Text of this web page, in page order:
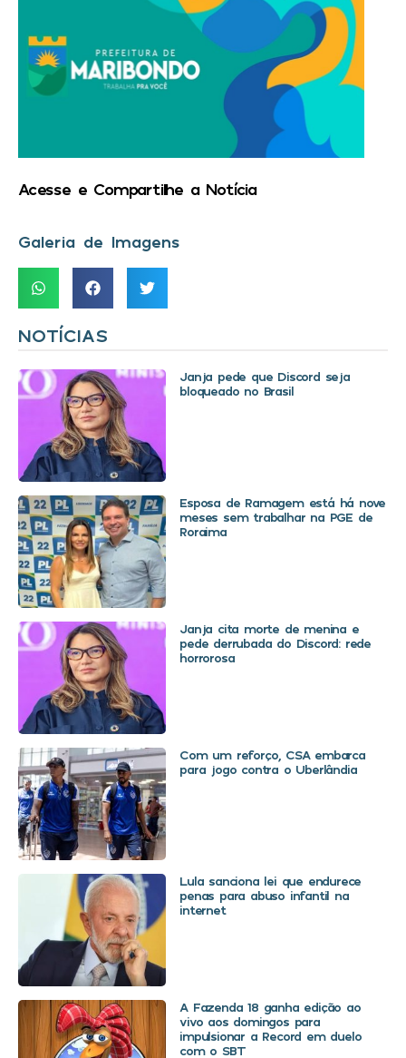
Acesse e Compartilhe a Notícia
Galeria de Imagens
NOTÍCIAS
Janja pede que Discord seja
bloqueado no Brasil
Esposa de Ramagem está há nove
meses sem trabalhar na PGE de
Roraima
Janja cita morte de menina e
pede derrubada do Discord: rede
horrorosa
Com um reforço, CSA embarca
para jogo contra o Uberlândia
Lula sanciona lei que endurece
penas para abuso infantil na
internet
A Fazenda 18 ganha edição ao
vivo aos domingos para
impulsionar a Record em duelo
com o SBT